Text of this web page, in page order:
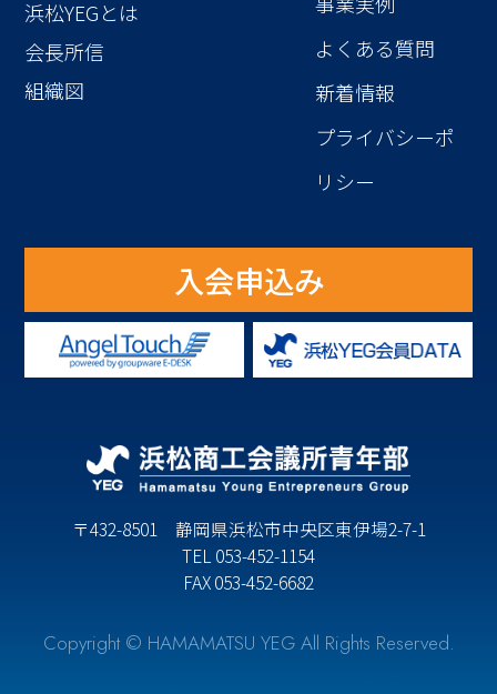
〒432-8501 静岡県浜松市中央区東伊場2-7-1
TEL 053-452-1154
FAX 053-452-6682
Copyright © HAMAMATSU YEG All Rights Reserved.
浜松YEGとは
会長所信
組織図
よくある質問
新着情報
プライバシーポ
リシー
入会申込み